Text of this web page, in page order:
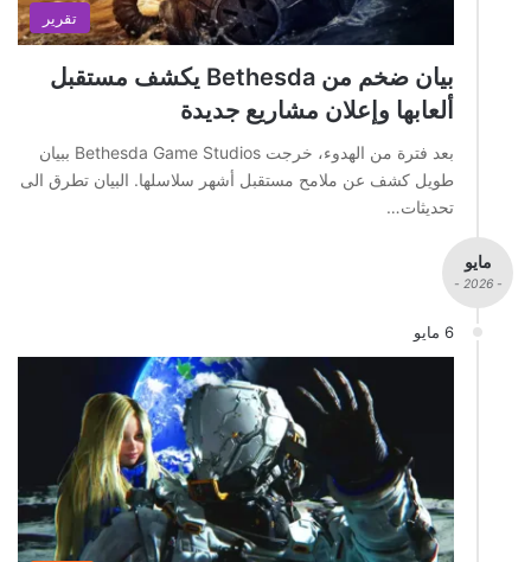
تقرير
بيان ضخم من Bethesda يكشف مستقبل
ألعابها وإعلان مشاريع جديدة
بعد فترة من الهدوء، خرجت Bethesda Game Studios ببيان
طويل كشف عن ملامح مستقبل أشهر سلاسلها. البيان تطرق الى
تحديثات…
مايو
- 2026 -
6 مايو